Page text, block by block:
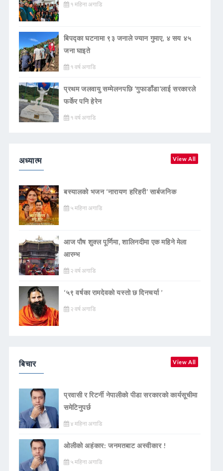
१ महिना अगाडि
बिपद्का घटनामा ९३ जनाले ज्यान गुमाए, ४ सय ४५
जना घाइते
१ वर्ष अगाडि
प्रथम जलवायु सम्मेलनपछि ‘गुफाडाँडा’लाई सरकारले
फर्केर पनि हेरेन
१ वर्ष अगाडि
अध्यात्म View All
बस्यालको भजन ‘नारायण हरिहरी’ सार्बजनिक
५ महिना अगाडि
आज पौष शुक्ल पूर्णिमा, शालिनदीमा एक महिने मेला
आरम्भ
२ वर्ष अगाडि
‘५९ वर्षका रामदेवकाे यस्ताे छ दिनचर्या ’
२ वर्ष अगाडि
बिचार View All
प्रवासी र रिटर्नी नेपालीको पीडा सरकारको कार्यसूचीमा
समेटिनुपर्छ
४ महिना अगाडि
ओलीको अहंकार: जनमतबाट अस्वीकार !
५ महिना अगाडि